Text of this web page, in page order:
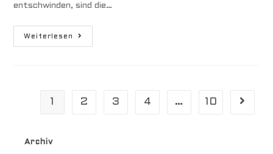
entschwinden, sind die…
Weiterlesen
Fast
1 2 3 4 … 10 Gehe
Archiv